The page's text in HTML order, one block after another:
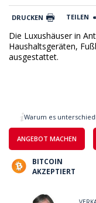
DRUCKEN TEILEN
Die Luxushäuser in
Haushaltsgeräten,
ausgestattet.
ANGEBOT MACHEN
Warum es
BITCOIN
AKZEPTIERT